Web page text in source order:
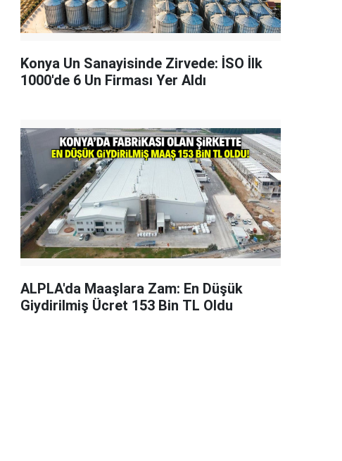
Konya Un Sanayisinde Zirvede: İSO İlk
1000'de 6 Un Firması Yer Aldı
ALPLA'da Maaşlara Zam: En Düşük
Giydirilmiş Ücret 153 Bin TL Oldu